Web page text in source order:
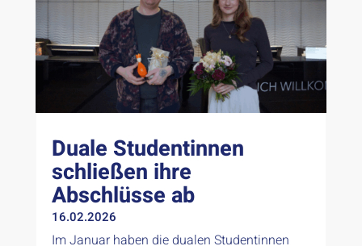
Duale Studentinnen
schließen ihre
Abschlüsse ab
16.02.2026
Im Januar haben die dualen Studentinnen